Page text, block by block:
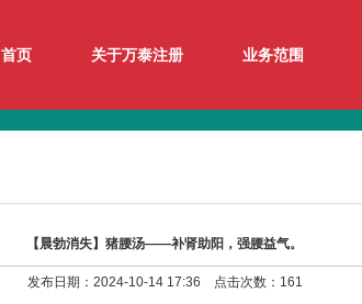
首页 关于万泰注册 业务范围
【晨勃消失】猪腰汤——补肾助阳，强腰益气。
发布日期：2024-10-14 17:36 点击次数：161